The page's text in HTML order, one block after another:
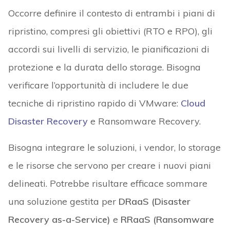
Occorre definire il contesto di entrambi i piani di
ripristino, compresi gli obiettivi (RTO e RPO), gli
accordi sui livelli di servizio, le pianificazioni di
protezione e la durata dello storage. Bisogna
verificare l’opportunità di includere le due
tecniche di ripristino rapido di VMware: Cloud
Disaster Recoverye Ransomware Recovery.
Bisogna integrare le soluzioni, i vendor, lo storage
e le risorse che servono per creare i nuovi piani
delineati. Potrebbe risultare efficace sommare
una soluzione gestita per DRaaS (Disaster
Recovery as-a-Service) e RRaaS (Ransomware